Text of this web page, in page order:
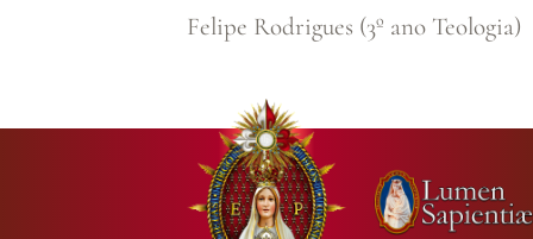
Felipe Rodrigues (3º ano Teologia)